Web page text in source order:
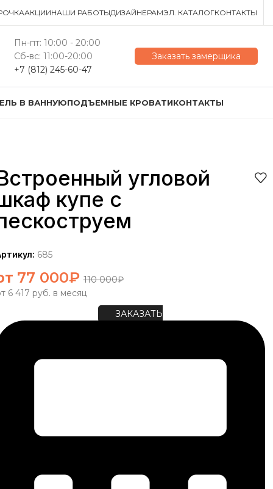
АКЦИИНАШИ РАБОТЫДИЗАЙНЕРАМЭЛ. КАТАЛОГКОНТАКТЫ
Пн-пт: 10:00 - 20:00
Сб-вс: 11:00-20:00
+7 (812) 245-60-47
Заказать замерщика
В ВАННУЮПОДЪЕМНЫЕ КРОВАТИКОНТАКТЫ
угловой
купе с
685
77 000₽ 110 000₽
6 417 руб. в месяц
ЗАКАЗАТЬ